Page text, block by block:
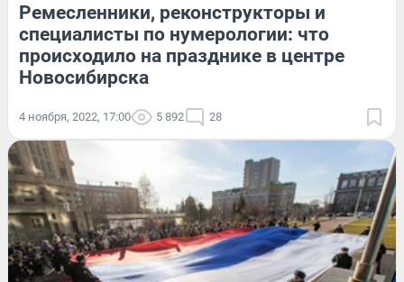
Ремесленники, реконструкторы и
специалисты по нумерологии: что
происходило на празднике в центре
Новосибирска
4 ноября, 2022, 17:00 5 892 28